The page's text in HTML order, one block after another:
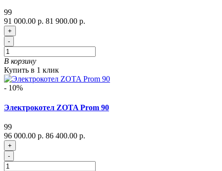
99
91 000.00 р. 81 900.00 р.
+
-
В корзину
Купить в 1 клик
- 10%
Электрокотел ZOTA Prom 90
99
96 000.00 р. 86 400.00 р.
+
-